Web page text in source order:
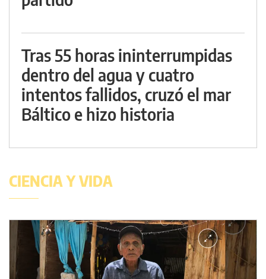
Tras 55 horas ininterrumpidas
dentro del agua y cuatro
intentos fallidos, cruzó el mar
Báltico e hizo historia
CIENCIA Y VIDA